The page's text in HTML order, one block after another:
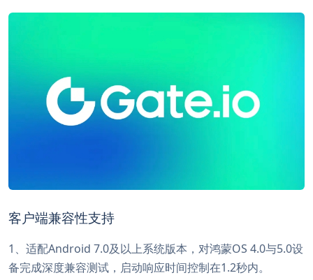
客户端兼容性支持
1、适配Android 7.0及以上系统版本，对鸿蒙OS 4.0与5.0设
备完成深度兼容测试，启动响应时间控制在1.2秒内。